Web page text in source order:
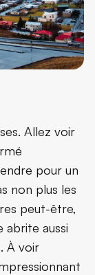
Allez voir
pour un
non plus les
peut-être,
abrite aussi
À voir